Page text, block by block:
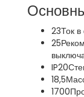
23Ток
25
IP20
18,5
1700